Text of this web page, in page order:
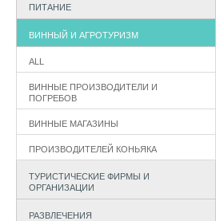
ПИТАНИЕ
ВИННЫЙ И АГРОТУРИЗМ
ALL
ВИННЫЕ ПРОИЗВОДИТЕЛИ И
ПОГРЕБОВ
ВИННЫЕ МАГАЗИНЫ
ПРОИЗВОДИТЕЛЕЙ КОНЬЯКА
ТУРИСТИЧЕСКИЕ ФИРМЫ И
ОРГАНИЗАЦИИ
РАЗВЛЕЧЕНИЯ